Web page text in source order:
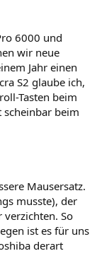
6000 und
wir neue
Jahr einen
S2 glaube ich,
Tasten beim
scheinbar beim
Mausersatz.
musste), der
So
ist es für uns
derart